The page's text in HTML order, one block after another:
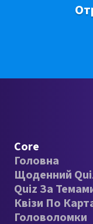
Core
Головна
Щоденний
Quiz За
Квізи По
Головоломки